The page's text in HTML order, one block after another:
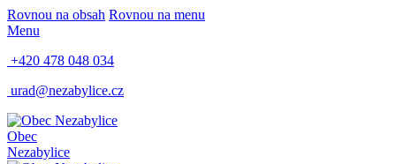
Rovnou na obsah Rovnou na menu
Menu
+420 478 048 034
urad@nezabylice.cz
Obec
Nezabylice